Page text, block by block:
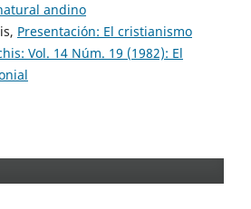
andino
Presentación: El cristianismo
Vol. 14 Núm. 19 (1982): El